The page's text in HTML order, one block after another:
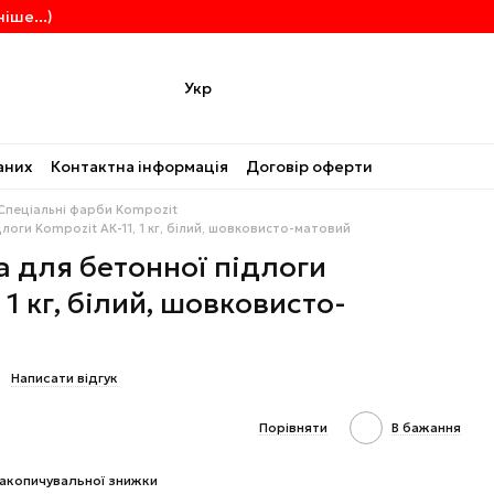
Укр
Контактна інформація Договір оферти
фарби Kompozit
Kompozit АК-11, 1 кг, білий, шовковисто-матовий
бетонної підлоги
кг, білий, шовковисто-
Написати відгук
Порівняти В бажання
знижки